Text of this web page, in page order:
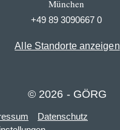
München
+49 89 3090667 0
Alle Standorte anzeigen
© 2026 - GÖRG
Datenschutz